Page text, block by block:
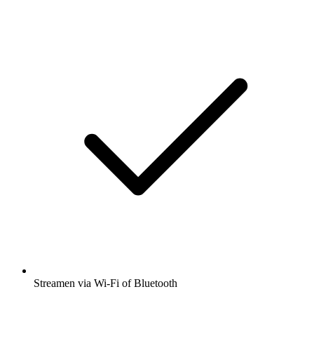
Streamen via Wi-Fi of Bluetooth